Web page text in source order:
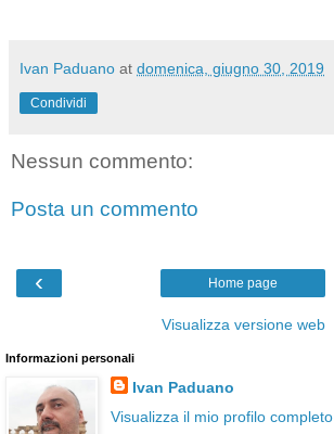
Ivan Paduano at domenica, giugno 30, 2019
Condividi
Nessun commento:
Posta un commento
‹ Home page
Visualizza versione web
Informazioni personali
Ivan Paduano
Visualizza il mio profilo completo